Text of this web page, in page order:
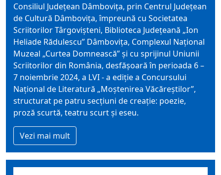
Consiliul Judeţean Dâmboviţa, prin Centrul Judeţean
de Cultură Dâmboviţa, împreună cu Societatea
Scriitorilor Târgovişteni, Biblioteca Judeţeană „Ion
Heliade Rădulescu” Dâmbovița, Complexul Naţional
Muzeal „Curtea Domnească” şi cu sprijinul Uniunii
Scriitorilor din România, desfăşoară în perioada 6 –
7 noiembrie 2024, a LVI - a ediţie a Concursului
Naţional de Literatură „Moştenirea Văcăreştilor”,
structurat pe patru secţiuni de creaţie: poezie,
proză scurtă, teatru scurt şi eseu.
Vezi mai mult